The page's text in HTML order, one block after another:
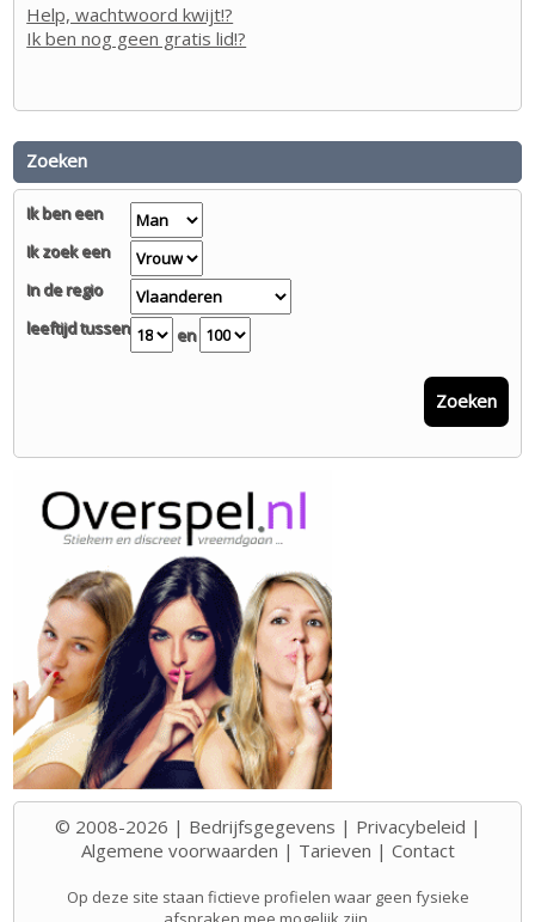
Help, wachtwoord kwijt!?
Ik ben nog geen gratis lid!?
Zoeken
Ik ben een
Ik zoek een
In de regio
leeftijd tussen
en
Zoeken
© 2008-2026 | Bedrijfsgegevens | Privacybeleid |
Algemene voorwaarden | Tarieven | Contact
Op deze site staan fictieve profielen waar geen fysieke